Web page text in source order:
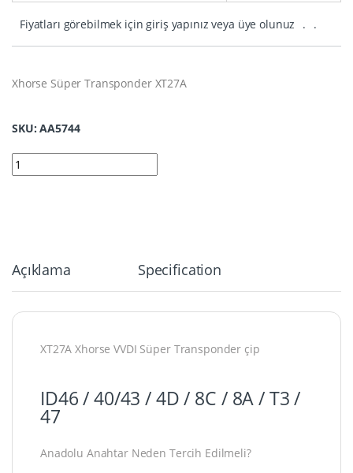
Fiyatları görebilmek için giriş yapınız veya üye olunuz . .
Xhorse Süper Transponder XT27A
SKU: AA5744
5744 | Xhorse Süper Transponder XT27A quantity
Açıklama Specification
XT27A Xhorse VVDI Süper Transponder çip
ID46 / 40/43 / 4D / 8C / 8A / T3 /
47
Anadolu Anahtar Neden Tercih Edilmeli?